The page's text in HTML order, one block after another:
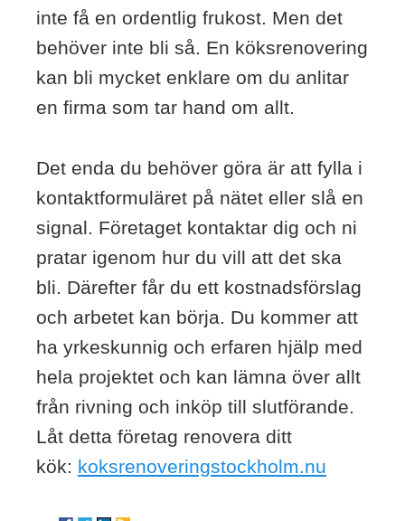
inte få en ordentlig frukost. Men det
behöver inte bli så. En köksrenovering
kan bli mycket enklare om du anlitar
en firma som tar hand om allt.
Det enda du behöver göra är att fylla i
kontaktformuläret på nätet eller slå en
signal. Företaget kontaktar dig och ni
pratar igenom hur du vill att det ska
bli. Därefter får du ett kostnadsförslag
och arbetet kan börja. Du kommer att
ha yrkeskunnig och erfaren hjälp med
hela projektet och kan lämna över allt
från rivning och inköp till slutförande.
Låt detta företag renovera ditt
kök: koksrenoveringstockholm.nu